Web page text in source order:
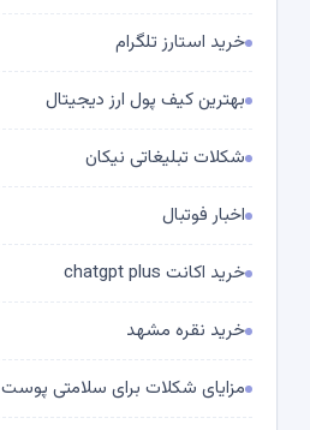
خرید استارز تلگرام
بهترین کیف پول ارز دیجیتال
شکلات تبلیغاتی نیکان
اخبار فوتبال
خرید اکانت chatgpt plus
خرید نقره مشهد
مزایای شکلات برای سلامتی پوست